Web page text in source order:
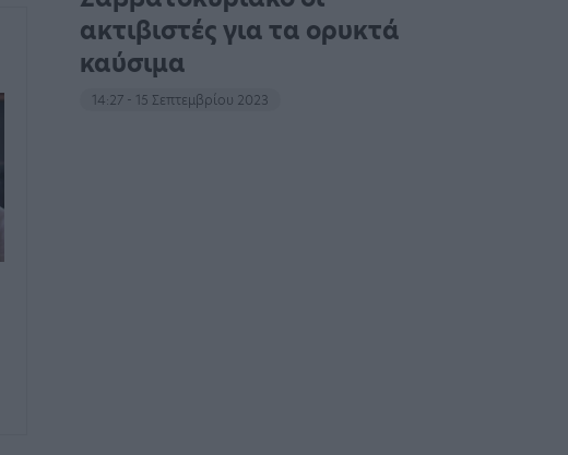
ακτιβιστές για τα ορυκτά
καύσιμα
14:27 - 15 Σεπτεμβρίου 2023